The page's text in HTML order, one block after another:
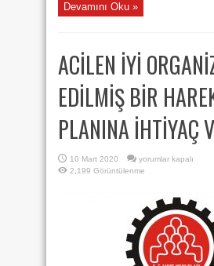
Devamını Oku »
ACİLEN İYİ
EDİLMİŞ BİR
PLANINA İHTİYAÇ
10 Mart 2020
ACİLEN
ORGANİZE
HAREKET
PLANINA
İHTİYAÇ
VARDIR
için
yorumlar kapalı
2,199 Görüntülenme